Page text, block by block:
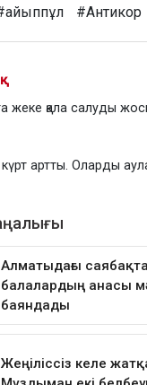
#Антикор
жеке қала салуды
артты. Оларды